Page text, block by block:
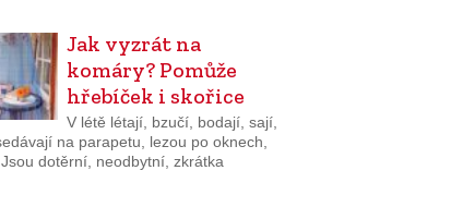
Jak vyzrát na
komáry? Pomůže
hřebíček i skořice
V létě létají, bzučí, bodají, sají,
na parapetu, lezou po oknech,
dotěrní, neodbytní, zkrátka